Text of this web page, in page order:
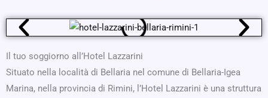
Il tuo soggiorno all’Hotel Lazzarini
Situato nella località di Bellaria nel comune di Bellaria-Igea
Marina, nella provincia di Rimini, l’Hotel Lazzarini è una struttura